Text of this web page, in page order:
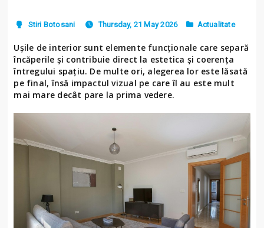
Stiri Botosani Thursday, 21 May 2026 Actualitate
Ușile de interior sunt elemente funcționale care separă
încăperile și contribuie direct la estetica și coerența
întregului spațiu. De multe ori, alegerea lor este lăsată
pe final, însă impactul vizual pe care îl au este mult
mai mare decât pare la prima vedere.